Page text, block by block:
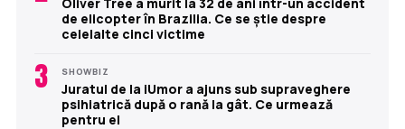
de elicopter în Brazilia. Ce se știe despre
celelalte cinci victime
3 SHOWBIZ
Juratul de la iUmor a ajuns sub supraveghere
psihiatrică după o rană la gât. Ce urmează
pentru el